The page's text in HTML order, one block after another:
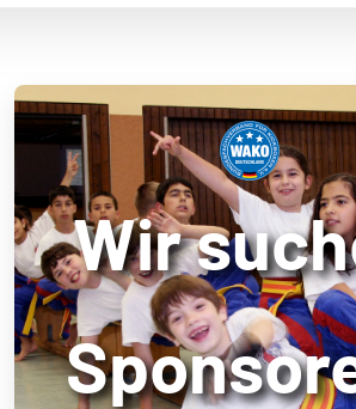
Wir